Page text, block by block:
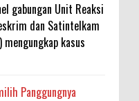
gabungan Unit Reaksi
dan Satintelkam
kasus
Panggungnya